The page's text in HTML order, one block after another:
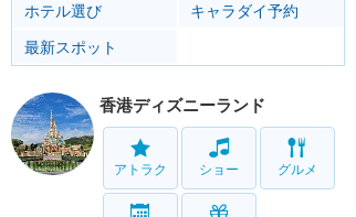
ホテル選び
キャラダイ予約
最新スポット
香港ディズニーランド
アトラク ショー グルメ